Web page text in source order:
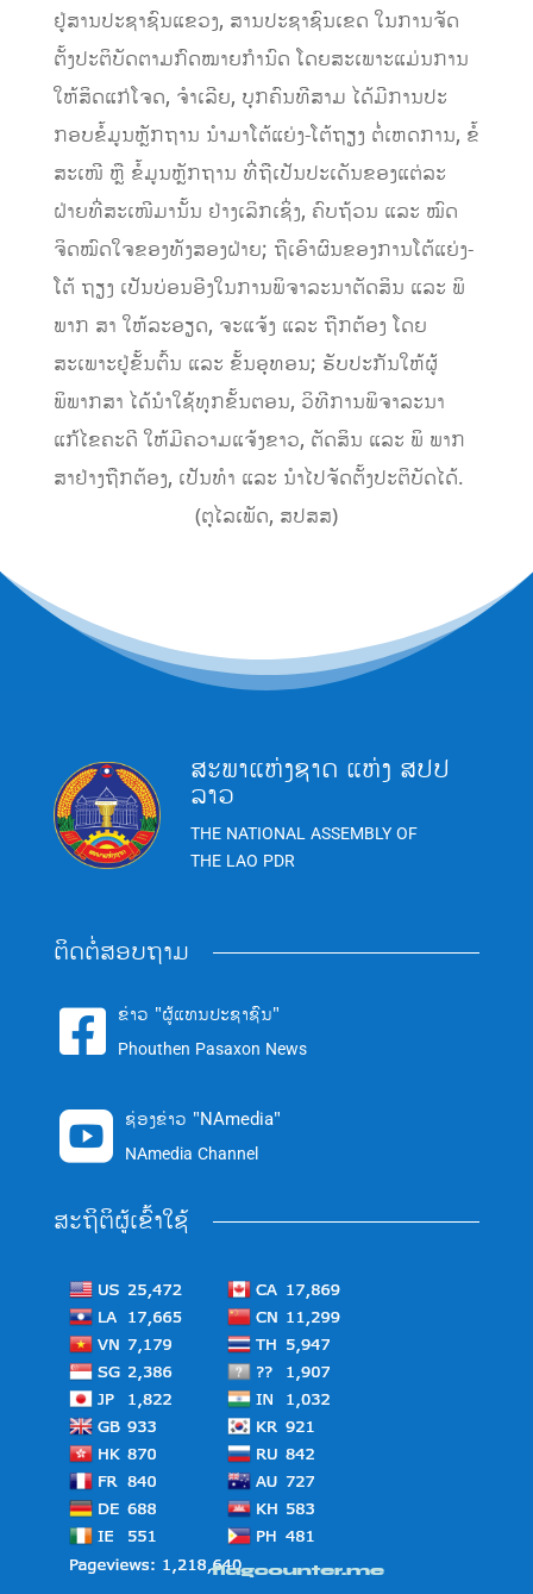
ຢູ່ສານປະຊາຊົນແຂວງ, ສານປະຊາຊົນເຂດ ໃນການຈັດ
ຕັ້ງປະຕິບັດຕາມກົດໝາຍກຳນົດ ໂດຍສະເພາະແມ່ນການ
ໃຫ້ສິດແກ່ໂຈດ, ຈຳເລີຍ, ບຸກຄົນທີສາມ ໄດ້ມີການປະ
ກອບຂໍ້ມູນຫຼັກຖານ ນຳມາໂຕ້ແຍ່ງ-ໂຕ້ຖຽງ ຕໍ່ເຫດການ, ຂໍ້
ສະເໜີ ຫຼື ຂໍ້ມູນຫຼັກຖານ ທີ່ຖືເປັນປະເດັນຂອງແຕ່ລະ
ຝ່າຍທີ່ສະເໜີມານັ້ນ ຢ່າງເລິກເຊິ່ງ, ຄົບຖ້ວນ ແລະ ໝົດ
ຈິດໝົດໃຈຂອງທັງສອງຝ່າຍ; ຖືເອົາຜົນຂອງການໂຕ້ແຍ່ງ-
ໂຕ້ ຖຽງ ເປັນບ່ອນອີງໃນການພິຈາລະນາຕັດສິນ ແລະ ພິ
ພາກ ສາ ໃຫ້ລະອຽດ, ຈະແຈ້ງ ແລະ ຖືກຕ້ອງ ໂດຍ
ສະເພາະຢູ່ຂັ້ນຕົ້ນ ແລະ ຂັ້ນອຸທອນ; ຮັບປະກັນໃຫ້ຜູ້
ພິພາກສາ ໄດ້ນຳໃຊ້ທຸກຂັ້ນຕອນ, ວິທີການພິຈາລະນາ
ແກ້ໄຂຄະດີ ໃຫ້ມີຄວາມແຈ້ງຂາວ, ຕັດສິນ ແລະ ພິ ພາກ
ສາຢ່າງຖືກຕ້ອງ, ເປັນທຳ ແລະ ນຳໄປຈັດຕັ້ງປະຕິບັດໄດ້.
(ຕຸໄລເພັດ, ສປສສ)
ສະພາແຫ່ງຊາດ ແຫ່ງ ສປປ
ລາວ
THE NATIONAL ASSEMBLY OF
THE LAO PDR
ຕິດຕໍ່ສອບຖາມ
 ຂ່າວ "ຜູ້ແທນປະຊາຊົນ"
Phouthen Pasaxon News
 ຊ່ອງຂ່າວ "NAmedia"
NAmedia Channel
ສະຖິຕິຜູ້ເຂົ້າໃຊ້